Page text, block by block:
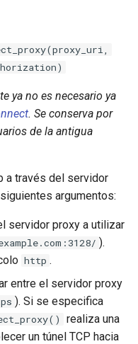
ya no es necesario ya
. Se conserva por
de la antigua
a través del servidor
argumentos:
servidor proxy a utilizar
).
http .
entre el servidor proxy
). Si se especifica
realiza una
un túnel TCP hacia